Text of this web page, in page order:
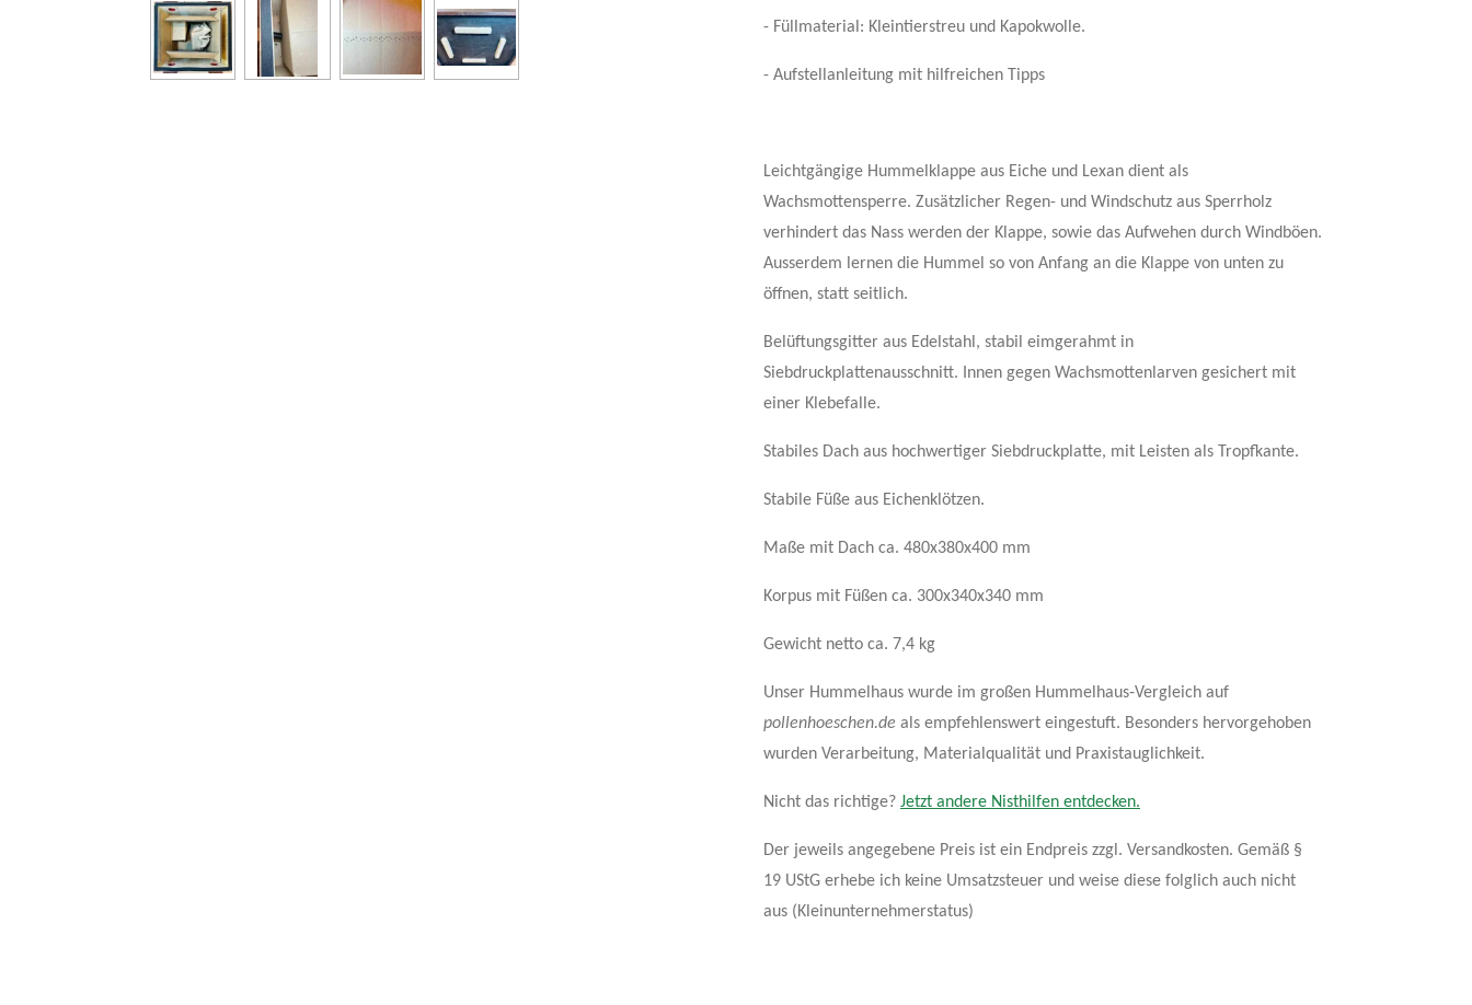
- Füllmaterial: Kleintierstreu und Kapokwolle.
- Aufstellanleitung mit hilfreichen Tipps
Leichtgängige Hummelklappe aus Eiche und Lexan dient als
Wachsmottensperre. Zusätzlicher Regen- und Windschutz aus Sperrholz
verhindert das Nass werden der Klappe, sowie das Aufwehen durch Windböen.
Ausserdem lernen die Hummel so von Anfang an die Klappe von unten zu
öffnen, statt seitlich.
Belüftungsgitter aus Edelstahl, stabil eimgerahmt in
Siebdruckplattenausschnitt. Innen gegen Wachsmottenlarven gesichert mit
einer Klebefalle.
Stabiles Dach aus hochwertiger Siebdruckplatte, mit Leisten als Tropfkante.
Stabile Füße aus Eichenklötzen.
Maße mit Dach ca. 480x380x400 mm
Korpus mit Füßen ca. 300x340x340 mm
Gewicht netto ca. 7,4 kg
Unser Hummelhaus wurde im großen Hummelhaus‑Vergleich auf
pollenhoeschen.de als empfehlenswert eingestuft. Besonders hervorgehoben
wurden Verarbeitung, Materialqualität und Praxistauglichkeit.
Nicht das richtige? Jetzt andere Nisthilfen entdecken.
Der jeweils angegebene Preis ist ein Endpreis zzgl. Versandkosten. Gemäß §
19 UStG erhebe ich keine Umsatzsteuer und weise diese folglich auch nicht
aus (Kleinunternehmerstatus)